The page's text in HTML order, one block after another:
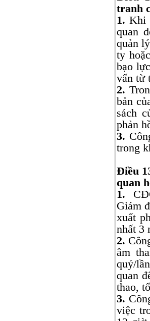
tranh
1. Khi
quan
quản
ty
bạo
vấn từ
2.
bản
sách
phản
3.
trong
Điều
quan
1.
Giám
xuất
nhất 3
2.
âm
quý/
quan
thao,
3.
việc